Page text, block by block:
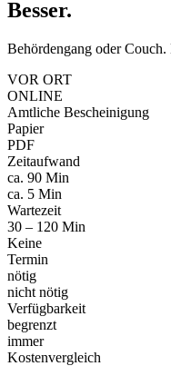
Besser.
Behördengang oder
VOR ORT
ONLINE
Amtliche Bescheinigung
Papier
PDF
Zeitaufwand
ca. 90 Min
ca. 5 Min
Wartezeit
30 – 120 Min
Keine
Termin
nötig
nicht nötig
Verfügbarkeit
begrenzt
immer
Kostenvergleich